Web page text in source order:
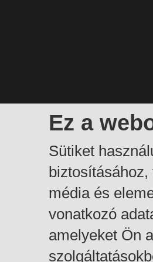
Ez a
Sütiket
média és
vonatkozó
amelyeket Ön